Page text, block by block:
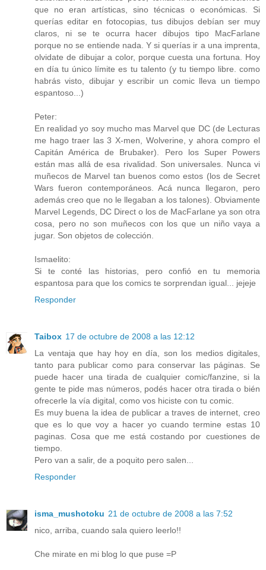
que no eran artísticas, sino técnicas o económicas. Si
querías editar en fotocopias, tus dibujos debían ser muy
claros, ni se te ocurra hacer dibujos tipo MacFarlane
porque no se entiende nada. Y si querías ir a una imprenta,
olvidate de dibujar a color, porque cuesta una fortuna. Hoy
en día tu único límite es tu talento (y tu tiempo libre. como
habrás visto, dibujar y escribir un comic lleva un tiempo
espantoso...)
Peter:
En realidad yo soy mucho mas Marvel que DC (de Lecturas
me hago traer las 3 X-men, Wolverine, y ahora compro el
Capitán América de Brubaker). Pero los Super Powers
están mas allá de esa rivalidad. Son universales. Nunca vi
muñecos de Marvel tan buenos como estos (los de Secret
Wars fueron contemporáneos. Acá nunca llegaron, pero
además creo que no le llegaban a los talones). Obviamente
Marvel Legends, DC Direct o los de MacFarlane ya son otra
cosa, pero no son muñecos con los que un niño vaya a
jugar. Son objetos de colección.
Ismaelito:
Si te conté las historias, pero confió en tu memoria
espantosa para que los comics te sorprendan igual... jejeje
Responder
Taibox 17 de octubre de 2008 a las 12:12
La ventaja que hay hoy en día, son los medios digitales,
tanto para publicar como para conservar las páginas. Se
puede hacer una tirada de cualquier comic/fanzine, si la
gente te pide mas números, podés hacer otra tirada o bién
ofrecerle la vía digital, como vos hiciste con tu comic.
Es muy buena la idea de publicar a traves de internet, creo
que es lo que voy a hacer yo cuando termine estas 10
paginas. Cosa que me está costando por cuestiones de
tiempo.
Pero van a salir, de a poquito pero salen...
Responder
isma_mushotoku 21 de octubre de 2008 a las 7:52
nico, arriba, cuando sala quiero leerlo!!
Che mirate en mi blog lo que puse =P